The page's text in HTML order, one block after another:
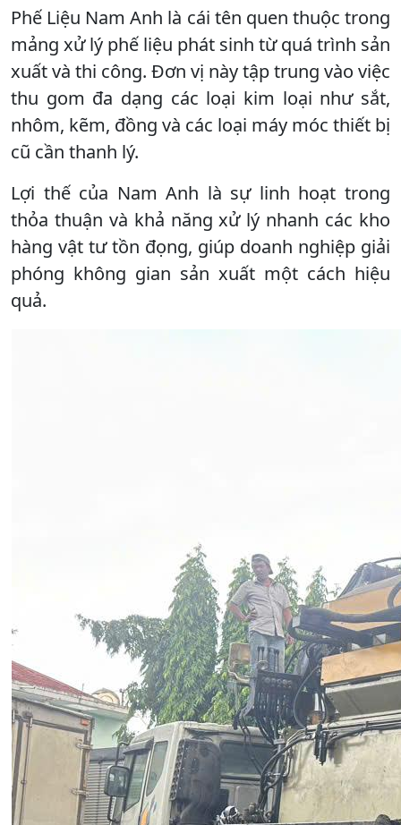
Phế Liệu Nam Anh là cái tên quen thuộc trong
mảng xử lý phế liệu phát sinh từ quá trình sản
xuất và thi công. Đơn vị này tập trung vào việc
thu gom đa dạng các loại kim loại như sắt,
nhôm, kẽm, đồng và các loại máy móc thiết bị
cũ cần thanh lý.
Lợi thế của Nam Anh là sự linh hoạt trong
thỏa thuận và khả năng xử lý nhanh các kho
hàng vật tư tồn đọng, giúp doanh nghiệp giải
phóng không gian sản xuất một cách hiệu
quả.